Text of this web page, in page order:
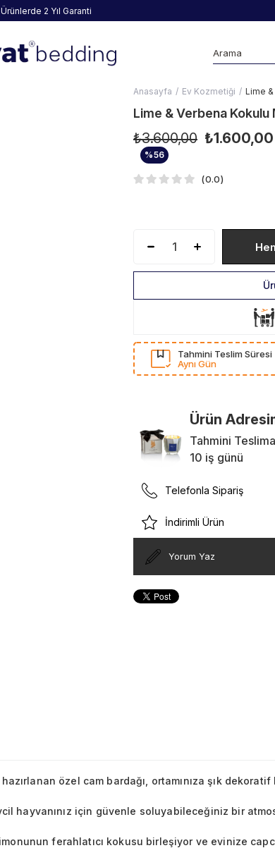
2 Yıl Garanti
Anasayfa Ev Kozmetiği Lime
Lime & Verbena
₺3.600,00 ₺1.600,00
%56
İndirim
0.0
Tahmini Teslim Süresi
Aynı Gün
Ürün
Tahmini
10 iş günü
Telefonla Sipariş
İndirimli Ürün
Yorum Yaz
özel cam bardağı, ortamınıza şık
hayvanınız için güvenle soluyabileceğiniz bir
ferahlatıcı kokusu birleşiyor ve evinize